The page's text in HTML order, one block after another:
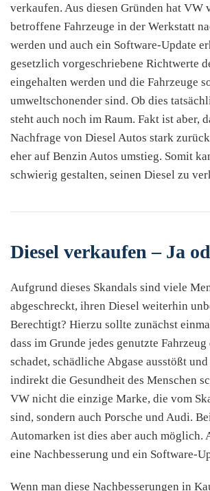
verkaufen. Aus diesen Gründen hat VW
betroffene Fahrzeuge in der Werkstatt
werden und auch ein Software-Update
gesetzlich vorgeschriebene Richtwerte
eingehalten werden und die Fahrzeuge
umweltschonender sind. Ob dies
steht auch noch im Raum. Fakt ist aber,
Nachfrage von Diesel Autos stark
eher auf Benzin Autos umstieg. Somit
schwierig gestalten, seinen Diesel zu
Diesel verkaufen – Ja
Aufgrund dieses Skandals sind viele
abgeschreckt, ihren Diesel weiterhin
Berechtigt? Hierzu sollte zunächst
dass im Grunde jedes genutzte
schadet, schädliche Abgase ausstößt
indirekt die Gesundheit des Menschen
VW nicht die einzige Marke, die vom
sind, sondern auch Porsche und Audi.
Automarken ist dies aber auch möglich.
eine Nachbesserung und ein Software-
Wenn man diese Nachbesserungen in